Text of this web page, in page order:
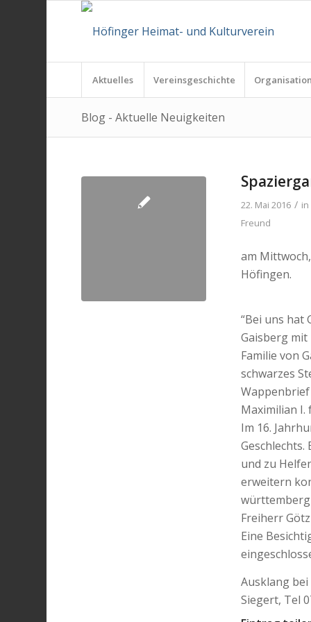
Aktuelles Vereinsgeschichte Organisation
Blog - Aktuelle Neuigkeiten
22. Mai 2016 / in
Freund
am
Höfingen.
“Bei uns hat
Gaisberg mit
Familie von
schwarzes
Maximilian I.
Im 16.
und zu
erweitern
Freiherr
Eine
Ausklang bei
Siegert, Tel